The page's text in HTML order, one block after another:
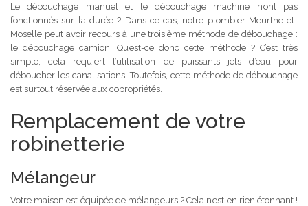
Le débouchage manuel et le débouchage machine n’ont pas
fonctionnés sur la durée ? Dans ce cas, notre plombier Meurthe-et-
Moselle peut avoir recours à une troisième méthode de débouchage :
le débouchage camion. Qu’est-ce donc cette méthode ? C’est très
simple, cela requiert l’utilisation de puissants jets d’eau pour
déboucher les canalisations. Toutefois, cette méthode de débouchage
est surtout réservée aux copropriétés.
Remplacement de votre
robinetterie
Mélangeur
Votre maison est équipée de mélangeurs ? Cela n’est en rien étonnant !